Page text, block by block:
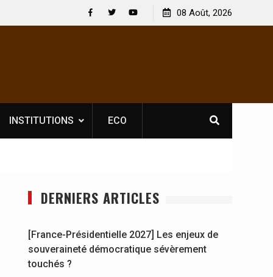
se
[France-Présidentielle 2027] Les enjeux de
souveraineté démocratique sévèrement touchés ?
08 Août, 2026
INSTITUTIONS ECO
DERNIERS ARTICLES
[France-Présidentielle 2027] Les enjeux de
souveraineté démocratique sévèrement
touchés ?